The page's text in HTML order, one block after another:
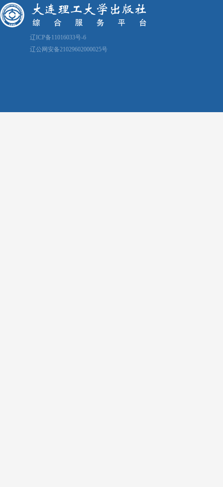
辽ICP备11016033号-6
辽公网安备21029602000025号